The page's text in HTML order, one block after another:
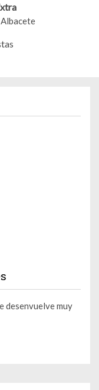
Albacete
desenvuelve muy